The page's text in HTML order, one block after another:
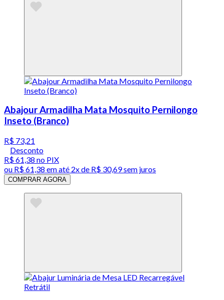
Abajour Armadilha Mata Mosquito Pernilongo
Inseto (Branco)
R$ 73,21
Desconto
R$ 61,38 no PIX
ou R$ 61,38 em até 2x de R$ 30,69 sem juros
COMPRAR AGORA